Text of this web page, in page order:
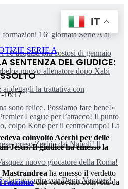
16ª giornata Serie A al
10 acquisti più costosi di gennaio
nuovo allenatore dopo Xabi
ai dettagli la trattativa con
sono felice. Possiamo fare bene!»
League per l’attacco! Il punto
colpo Kone per il centrocampo! La
preso Zerbin dal Napoli! Il
nuovo giocatore della Roma!
accordo con Devis Vasquez!
SERIE A
SENTENZA DEL GIUDICE:
16:17
coinvolto Acerbi per delle
Jesus. Il giudice ha emesso la
Mastrandrea ha emesso il verdetto
razzismoche vedevano coinvolti da
IT